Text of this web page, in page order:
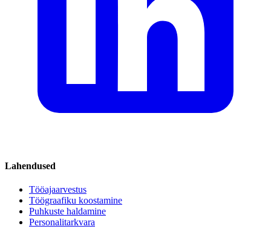
Lahendused
Tööajaarvestus
Töögraafiku koostamine
Puhkuste haldamine
Personalitarkvara